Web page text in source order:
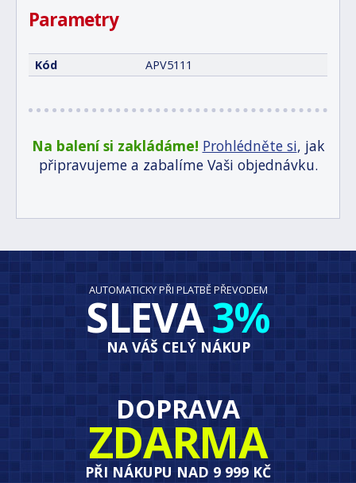
Parametry
Kód APV5111
Na balení si zakládáme! Prohlédněte si, jak
připravujeme a zabalíme Vaši objednávku.
AUTOMATICKY PŘI PLATBĚ PŘEVODEM
SLEVA3%
NA VÁŠ CELÝ NÁKUP
DOPRAVA
ZDARMA
PŘI NÁKUPU NAD 9 999 KČ